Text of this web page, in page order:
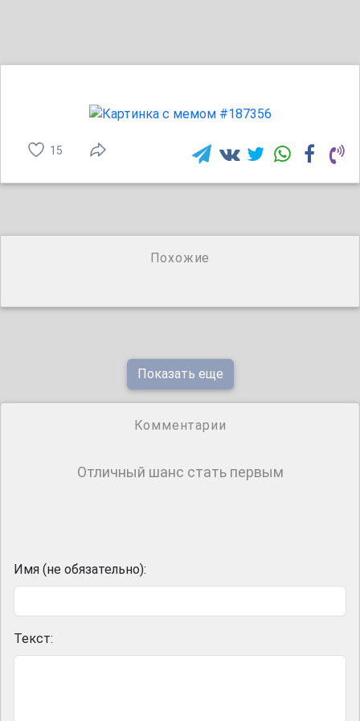
15
Похожие
Показать еще
Комментарии
Отличный шанс стать первым
Имя (не обязательно):
Текст: